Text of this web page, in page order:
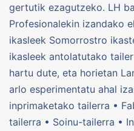
gertutik ezagutzeko. LH
Profesionalekin izandako
ikasleek Somorrostro
ikasleek antolatutako
hartu dute, eta horietan
arlo esperimentatu ahal
inprimaketako tailerra •
tailerra • Soinu-tailerra •